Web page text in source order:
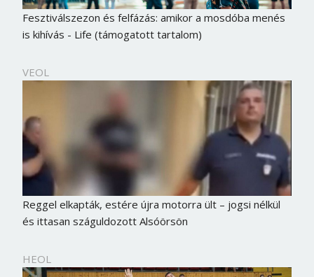
Fesztiválszezon és felfázás: amikor a mosdóba menés
is kihívás - Life (támogatott tartalom)
VEOL
Reggel elkapták, estére újra motorra ült – jogsi nélkül
és ittasan száguldozott Alsóörsön
HEOL